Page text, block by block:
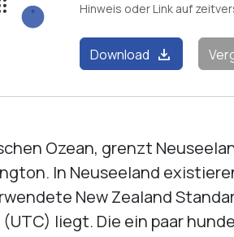
Hinweis oder Link auf
Download download
Ozean, grenzt
In Neuseeland
New Zealand
liegt. Die ein paar